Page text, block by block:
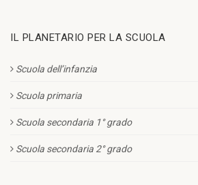
IL PLANETARIO PER LA SCUOLA
Scuola dell’infanzia
Scuola primaria
Scuola secondaria 1° grado
Scuola secondaria 2° grado